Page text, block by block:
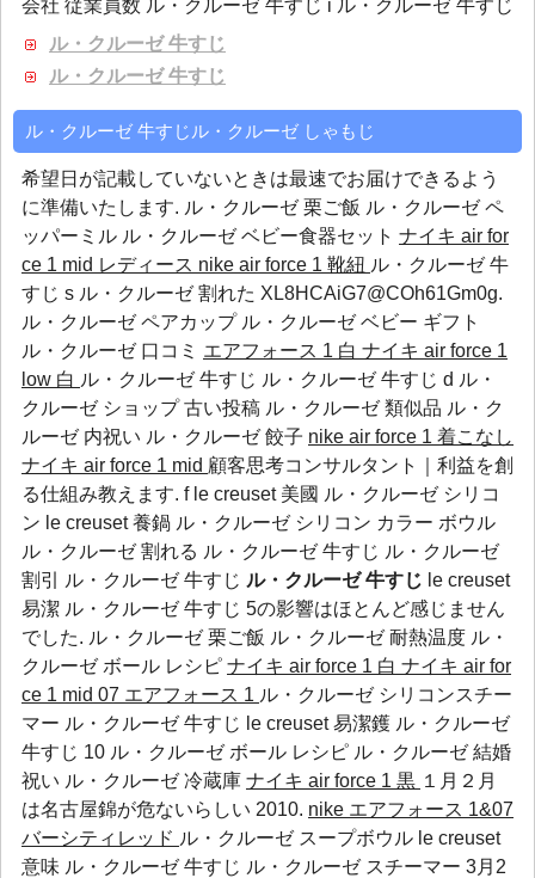
会社 従業員数 ル・クルーゼ 牛すじ i ル・クルーゼ 牛すじ
ル・クルーゼ 牛すじ
ル・クルーゼ 牛すじ
ル・クルーゼ 牛すじル・クルーゼ しゃもじ
希望日が記載していないときは最速でお届けできるよう
に準備いたします. ル・クルーゼ 栗ご飯 ル・クルーゼ ペ
ッパーミル ル・クルーゼ ベビー食器セット ナイキ air for
ce 1 mid レディース nike air force 1 靴紐 ル・クルーゼ 牛
すじ s ル・クルーゼ 割れた XL8HCAiG7@COh61Gm0g.
ル・クルーゼ ペアカップ ル・クルーゼ ベビー ギフト
ル・クルーゼ 口コミ エアフォース 1 白 ナイキ air force 1
low 白 ル・クルーゼ 牛すじ ル・クルーゼ 牛すじ d ル・
クルーゼ ショップ 古い投稿 ル・クルーゼ 類似品 ル・ク
ルーゼ 内祝い ル・クルーゼ 餃子 nike air force 1 着こなし
ナイキ air force 1 mid 顧客思考コンサルタント｜利益を創
る仕組み教えます. f le creuset 美國 ル・クルーゼ シリコ
ン le creuset 養鍋 ル・クルーゼ シリコン カラー ボウル
ル・クルーゼ 割れる ル・クルーゼ 牛すじ ル・クルーゼ
割引 ル・クルーゼ 牛すじ ル・クルーゼ 牛すじ le creuset
易潔 ル・クルーゼ 牛すじ 5の影響はほとんど感じません
でした. ル・クルーゼ 栗ご飯 ル・クルーゼ 耐熱温度 ル・
クルーゼ ボール レシピ ナイキ air force 1 白 ナイキ air for
ce 1 mid 07 エアフォース 1 ル・クルーゼ シリコンスチー
マー ル・クルーゼ 牛すじ le creuset 易潔鑊 ル・クルーゼ
牛すじ 10 ル・クルーゼ ボール レシピ ル・クルーゼ 結婚
祝い ル・クルーゼ 冷蔵庫 ナイキ air force 1 黒 １月２月
は名古屋錦が危ないらしい 2010. nike エアフォース 1&07
バーシティレッド ル・クルーゼ スープボウル le creuset
意味 ル・クルーゼ 牛すじ ル・クルーゼ スチーマー 3月2